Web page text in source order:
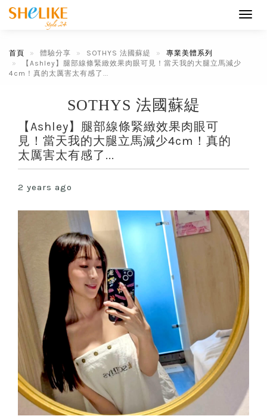
首頁 體驗分享 SOTHYS 法國蘇緹
專業美體系列
【Ashley】腿部線條緊緻效果肉眼可見！當天我的大腿立馬減少
4cm！真的太厲害太有感了...
SOTHYS 法國蘇緹
【Ashley】腿部線條緊緻效果肉眼可
見！當天我的大腿立馬減少4cm！真的
太厲害太有感了...
2 years ago